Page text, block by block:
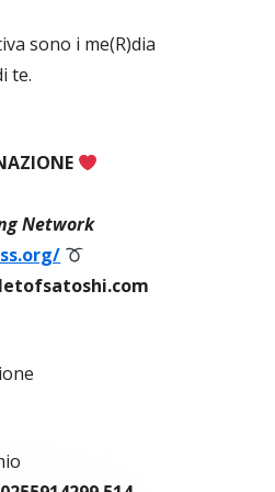
sono i me(R)dia
te.
Network